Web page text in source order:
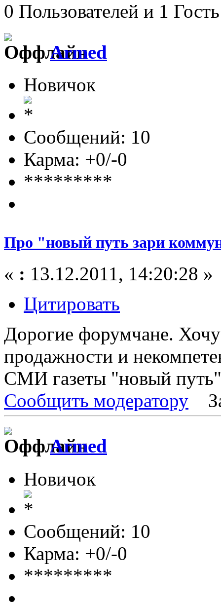
0 Пользователей и 1
Armed
Новичок
Сообщений: 10
Карма: +0/-0
*********
Про "новый путь зари
« : 13.12.2011, 14:20:28 »
Цитировать
Дорогие форумчане.
продажности и
СМИ газеты "новый
Сообщить модератору
Armed
Новичок
Сообщений: 10
Карма: +0/-0
*********